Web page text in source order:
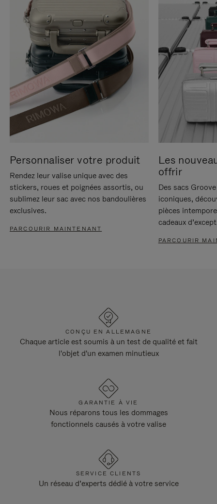
Personnaliser votre produit
Rendez leur valise unique avec des
stickers, roues et poignées assortis, ou
sublimez leur sac avec nos bandoulières
exclusives.
PARCOURIR MAINTENANT
Les
offrir
Des sacs
iconiques,
pièces
cadeaux
PARCOURIR
CONÇU EN ALLEMAGNE
Chaque article est soumis à un test de qualité et fait
l'objet d'un examen minutieux
GARANTIE À VIE
Nous réparons tous les dommages
fonctionnels causés à votre valise
SERVICE CLIENTS
Un réseau d’experts dédié à votre service